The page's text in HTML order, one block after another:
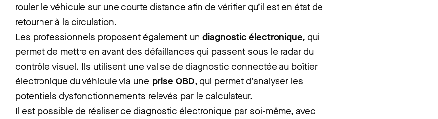
rouler le véhicule sur une courte distance afin de vérifier qu’il est en état de
retourner à la circulation.
Les professionnels proposent également un diagnostic électronique, qui
permet de mettre en avant des défaillances qui passent sous le radar du
contrôle visuel. Ils utilisent une valise de diagnostic connectée au boîtier
électronique du véhicule via une prise OBD, qui permet d’analyser les
potentiels dysfonctionnements relevés par le calculateur.
Il est possible de réaliser ce diagnostic électronique par soi-même, avec